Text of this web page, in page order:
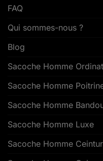
FAQ
Qui sommes-nous ?
Blog
Sacoche Homme
Sacoche Homme
Sacoche Homme
Sacoche Homme Luxe
Sacoche Homme